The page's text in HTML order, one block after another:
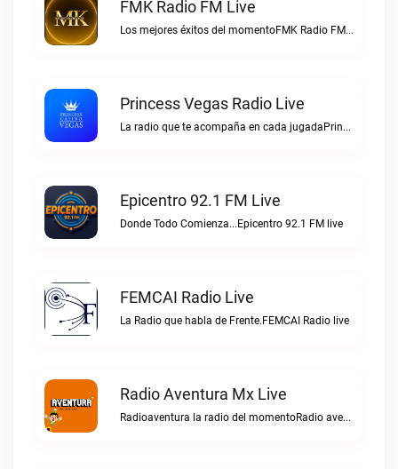
FMK Radio FM Live
Los mejores éxitos del momentoFMK Radio FM live
Princess Vegas Radio Live
La radio que te acompaña en cada jugadaPrincess Vegas Radio live
Epicentro 92.1 FM Live
Donde Todo Comienza...Epicentro 92.1 FM live
FEMCAI Radio Live
La Radio que habla de Frente.FEMCAI Radio live
Radio Aventura Mx Live
Radioaventura la radio del momentoRadio aventura mx live